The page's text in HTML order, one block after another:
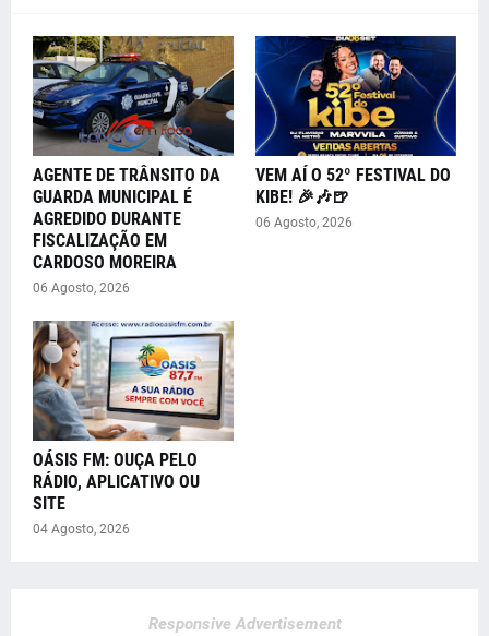
AGENTE DE TRÂNSITO DA
GUARDA MUNICIPAL É
AGREDIDO DURANTE
FISCALIZAÇÃO EM
CARDOSO MOREIRA
06 Agosto, 2026
VEM AÍ O 52º FESTIVAL DO
KIBE! 🎉🎶🍺
06 Agosto, 2026
OÁSIS FM: OUÇA PELO
RÁDIO, APLICATIVO OU
SITE
04 Agosto, 2026
Responsive Advertisement